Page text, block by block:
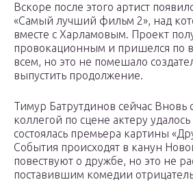
Вскоре после этого артист
«Самый лучший фильм 2», над
вместе с Харламовым. Проект
провокационным и пришелся по
всем, но это не помешало
выпустить продолжение.
Тимур Батрутдинов сейчас Вновь
коллегой по сцене актеру удалось
состоялась премьера картины
События происходят в канун
повествуют о дружбе, но это не
поставившим комедии